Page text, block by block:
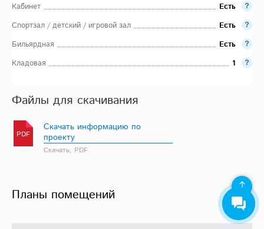
Кабинет
Есть
Спортзал / детский / игровой зал
Есть
Бильярдная
Есть
Кладовая
1
Файлы для скачивания
PDF
Скачать информацию по
проекту
Скачать, PDF
Планы помещений